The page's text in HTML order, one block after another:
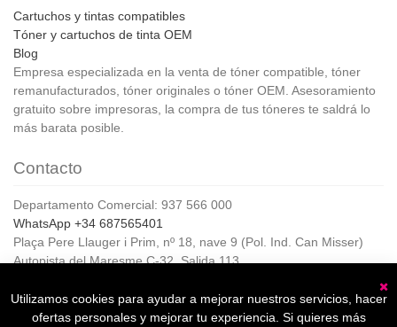
Cartuchos y tintas compatibles
Tóner y cartuchos de tinta OEM
Blog
Empresa especializada en la venta de tóner compatible, tóner
remanufacturados, tóner originales o tóner OEM. Asesoramiento
gratuito sobre impresoras, la compra de tus tóneres te saldrá lo
más barata posible.
Contacto
Departamento Comercial: 937 566 000
WhatsApp +34 687565401
Plaça Pere Llauger i Prim, nº 18, nave 9 (Pol. Ind. Can Misser)
Autopista del Maresme C-32, Salida 113
Horario de Atención al cliente:
De lunes a jueves de 8:00 a 17:00,
Utilizamos cookies para ayudar a mejorar nuestros servicios, hacer
ofertas personales y mejorar tu experiencia. Si quieres más